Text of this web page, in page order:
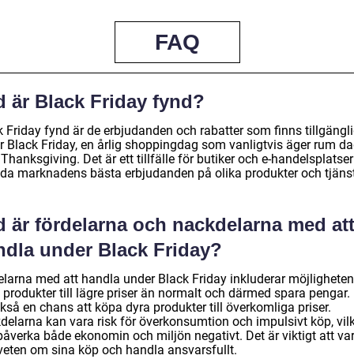
FAQ
är Black Friday fynd?
Friday fynd är de erbjudanden och rabatter som finns
Black Friday, en årlig shoppingdag som vanligtvis äger rum
Det är ett tillfälle för butiker och e-
marknadens bästa erbjudanden på olika produkter och
är fördelarna och nackdelarna med att
under Black Friday?
med att handla under Black Friday inkluderar
till lägre priser än normalt och därmed spara pengar.
en chans att köpa dyra produkter till överkomliga priser.
kan vara risk för överkonsumtion och impulsivt köp,
både ekonomin och miljön negativt. Det är viktigt att
om sina köp och handla ansvarsfullt.